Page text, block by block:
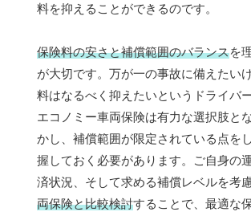
料を抑えることができるのです。
保険料の安さと補償範囲のバランスを
が大切です。万が一の事故に備えたい
料はなるべく抑えたいというドライバ
エコノミー車両保険は有力な選択肢と
かし、補償範囲が限定されている点を
握しておく必要があります。ご自身の
済状況、そして求める補償レベルを考慮
両保険と比較検討することで、最適な